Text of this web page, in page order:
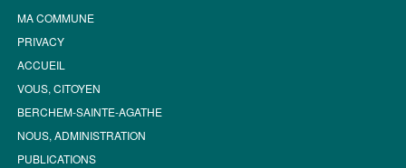
MA COMMUNE
PRIVACY
ACCUEIL
VOUS, CITOYEN
BERCHEM-SAINTE-AGATHE
NOUS, ADMINISTRATION
PUBLICATIONS